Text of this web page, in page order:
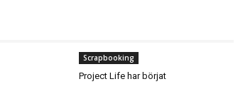
Scrapbooking
Project Life har börjat